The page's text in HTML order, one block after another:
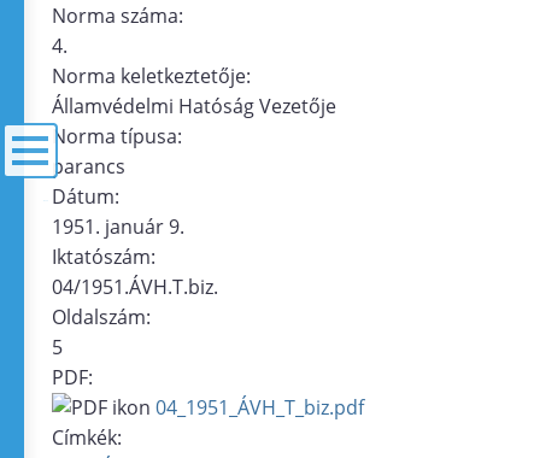
Norma száma:
4.
Norma keletkeztetője:
Államvédelmi Hatóság Vezetője
Norma típusa:
parancs
Dátum:
1951. január 9.
Iktatószám:
04/1951.ÁVH.T.biz.
Oldalszám:
5
PDF:
04_1951_ÁVH_T_biz.pdf
Címkék: